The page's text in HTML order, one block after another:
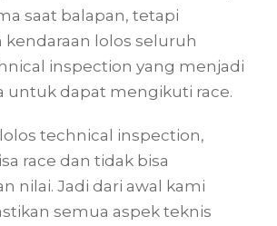
saat balapan, tetapi
lolos seluruh
inspection yang menjadi
untuk dapat mengikuti race.
technical inspection,
race dan tidak bisa
nilai. Jadi dari awal kami
semua aspek teknis